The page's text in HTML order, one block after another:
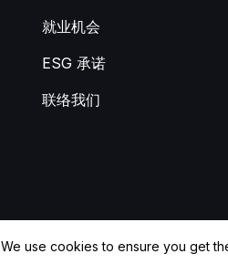
就业机会
ESG 承诺
联络我们
We use cookies to ensure you get